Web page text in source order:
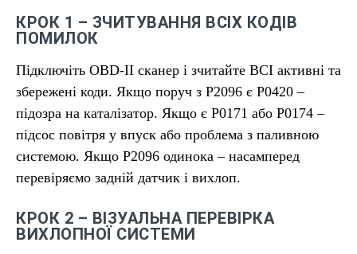
КРОК 1 – ЗЧИТУВАННЯ ВСІХ КОДІВ
ПОМИЛОК
Підключіть OBD-II сканер і зчитайте ВСІ активні та
збережені коди. Якщо поруч з P2096 є P0420 –
підозра на каталізатор. Якщо є P0171 або P0174 –
підсос повітря у впуск або проблема з паливною
системою. Якщо P2096 одинока – насамперед
перевіряємо задній датчик і вихлоп.
КРОК 2 – ВІЗУАЛЬНА ПЕРЕВІРКА
ВИХЛОПНОЇ СИСТЕМИ